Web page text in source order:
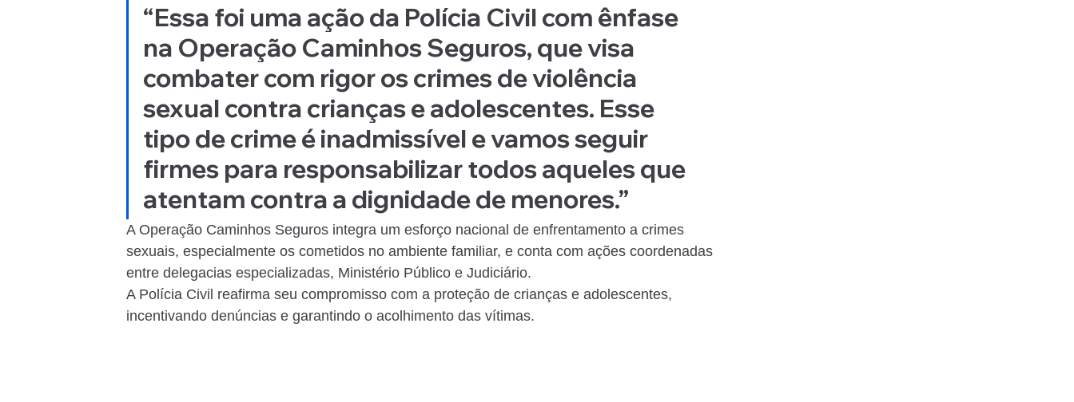
“Essa foi uma ação da Polícia Civil com ênfase
na Operação Caminhos Seguros, que visa
combater com rigor os crimes de violência
sexual contra crianças e adolescentes. Esse
tipo de crime é inadmissível e vamos seguir
firmes para responsabilizar todos aqueles que
atentam contra a dignidade de menores.”
A Operação Caminhos Seguros integra um esforço nacional de enfrentamento a crimes
sexuais, especialmente os cometidos no ambiente familiar, e conta com ações coordenadas
entre delegacias especializadas, Ministério Público e Judiciário.
A Polícia Civil reafirma seu compromisso com a proteção de crianças e adolescentes,
incentivando denúncias e garantindo o acolhimento das vítimas.